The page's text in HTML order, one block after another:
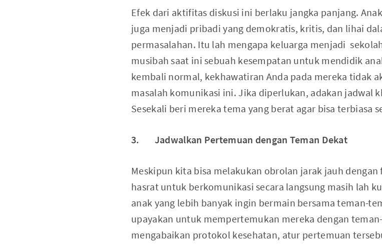
Efek dari aktifitas diskusi ini berlaku jangka panjang.
juga menjadi pribadi yang demokratis, kritis, dan lihai
permasalahan. Itu lah mengapa keluarga menjadi
musibah saat ini sebuah kesempatan untuk mendidik
kembali normal, kekhawatiran Anda pada mereka tidak
masalah komunikasi ini. Jika diperlukan, adakan jadwal
Sesekali beri mereka tema yang berat agar bisa terbiasa
3. Jadwalkan Pertemuan dengan Teman Dekat
Meskipun kita bisa melakukan obrolan jarak jauh
hasrat untuk berkomunikasi secara langsung masih lah
anak yang lebih banyak ingin bermain bersama teman-
upayakan untuk mempertemukan mereka dengan
mengabaikan protokol kesehatan, atur pertemuan